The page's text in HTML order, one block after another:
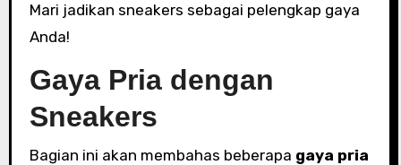
Mari jadikan sneakers sebagai pelengkap gaya
Anda!
Gaya Pria dengan
Sneakers
Bagian ini akan membahas beberapa gaya pria